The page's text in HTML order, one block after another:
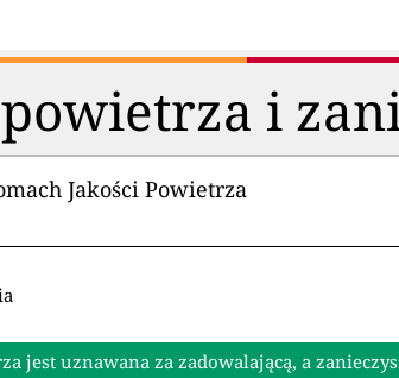
i
Jakości Powietrza
jest uznawana za zadowalającą, a